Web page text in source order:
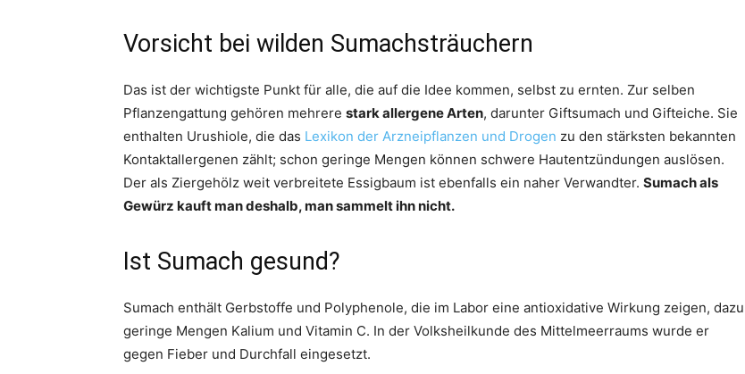
Vorsicht bei wilden Sumachsträuchern
Das ist der wichtigste Punkt für alle, die auf die Idee kommen, selbst zu ernten. Zur selben
Pflanzengattung gehören mehrere stark allergene Arten, darunter Giftsumach und Gifteiche. Sie
enthalten Urushiole, die das Lexikon der Arzneipflanzen und Drogen zu den stärksten bekannten
Kontaktallergenen zählt; schon geringe Mengen können schwere Hautentzündungen auslösen.
Der als Ziergehölz weit verbreitete Essigbaum ist ebenfalls ein naher Verwandter. Sumach als
Gewürz kauft man deshalb, man sammelt ihn nicht.
Ist Sumach gesund?
Sumach enthält Gerbstoffe und Polyphenole, die im Labor eine antioxidative Wirkung zeigen, dazu
geringe Mengen Kalium und Vitamin C. In der Volksheilkunde des Mittelmeerraums wurde er
gegen Fieber und Durchfall eingesetzt.